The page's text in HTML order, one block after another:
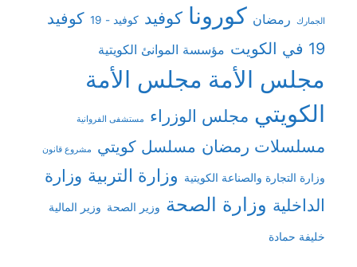
الجمارك رمضان كورونا كوفيد كوفيد - 19
كوفيد
19 في الكويت
مؤسسة الموانئ الكويتية
مجلس الأمة مجلس الأمة
الكويتي مجلس الوزراء مستشفى الفروانية
مسلسلات رمضان مسلسل كويتي مشروع قانون
وزارة التجارة والصناعة الكويتية وزارة التربية وزارة
الداخلية وزارة الصحة وزير الصحة وزير المالية
خليفة حمادة